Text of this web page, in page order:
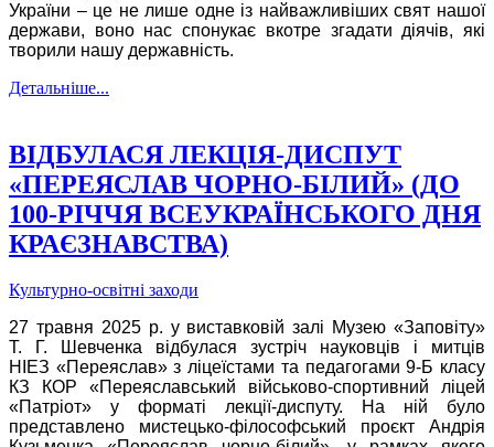
України – це не лише одне із найважливіших свят нашої
держави, воно нас спонукає вкотре згадати діячів, які
творили нашу державність.
Детальніше...
ВІДБУЛАСЯ ЛЕКЦІЯ-ДИСПУТ
«ПЕРЕЯСЛАВ ЧОРНО-БІЛИЙ» (ДО
100-РІЧЧЯ ВСЕУКРАЇНСЬКОГО ДНЯ
КРАЄЗНАВСТВА)
Культурно-освітні заходи
27 травня 2025 р. у виставковій залі Музею «Заповіту»
Т. Г. Шевченка відбулася зустріч науковців і митців
НІЕЗ «Переяслав» з ліцеїстами та педагогами 9-Б класу
КЗ КОР «Переяславський військово-спортивний ліцей
«Патріот» у форматі лекції-диспуту. На ній було
представлено мистецько-філософський проєкт Андрія